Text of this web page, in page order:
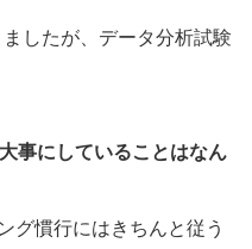
したが、データ分析試験
事にしていることはなん
グ慣行にはきちんと従う